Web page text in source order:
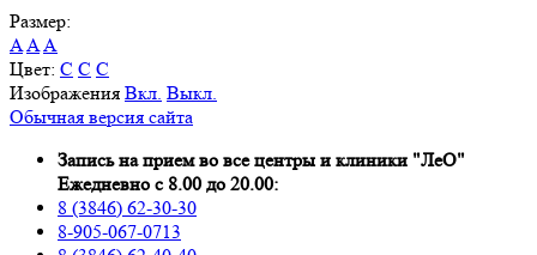
Размер:
AAA
Цвет: C C C
Изображения Вкл. Выкл.
Обычная версия сайта
Запись на прием во все центры и клиники "ЛеО"
Ежедневно с 8.00 до 20.00:
8 (3846) 62-30-30
8-905-067-0713